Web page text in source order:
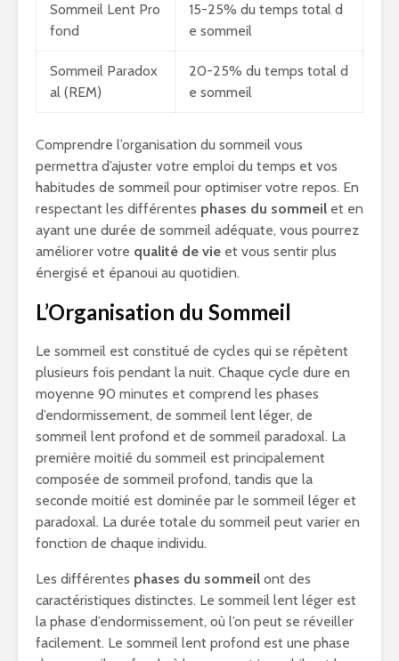
Sommeil Lent Pro
fond
15-25% du temps total d
e sommeil
Sommeil Paradox
al (REM)
20-25% du temps total d
e sommeil
Comprendre l’organisation du sommeil vous
permettra d’ajuster votre emploi du temps et vos
habitudes de sommeil pour optimiser votre repos. En
respectant les différentes phases du sommeil et en
ayant une durée de sommeil adéquate, vous pourrez
améliorer votre qualité de vie et vous sentir plus
énergisé et épanoui au quotidien.
L’Organisation du Sommeil
Le sommeil est constitué de cycles qui se répètent
plusieurs fois pendant la nuit. Chaque cycle dure en
moyenne 90 minutes et comprend les phases
d’endormissement, de sommeil lent léger, de
sommeil lent profond et de sommeil paradoxal. La
première moitié du sommeil est principalement
composée de sommeil profond, tandis que la
seconde moitié est dominée par le sommeil léger et
paradoxal. La durée totale du sommeil peut varier en
fonction de chaque individu.
Les différentes phases du sommeil ont des
caractéristiques distinctes. Le sommeil lent léger est
la phase d’endormissement, où l’on peut se réveiller
facilement. Le sommeil lent profond est une phase